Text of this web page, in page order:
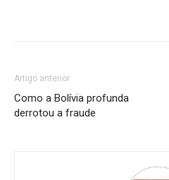
Artigo anterior
Como a Bolívia profunda
derrotou a fraude